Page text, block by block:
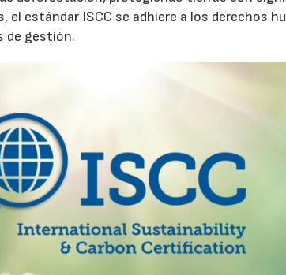
el estándar ISCC se adhiere a los derechos
de gestión.